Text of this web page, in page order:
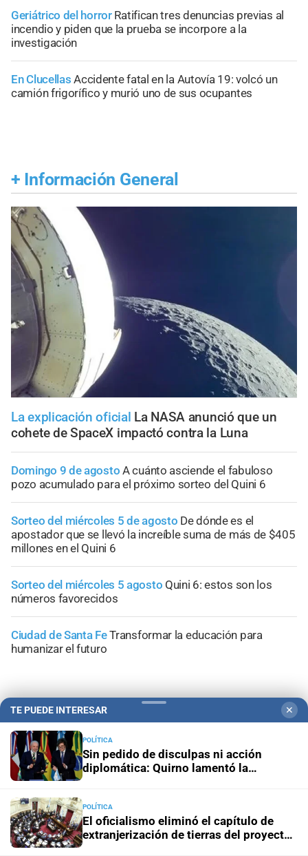
Geriátrico del horror Ratifican tres denuncias previas al
incendio y piden que la prueba se incorpore a la
investigación
En Clucellas Accidente fatal en la Autovía 19: volcó un
camión frigorífico y murió uno de sus ocupantes
+ Información General
La explicación oficial La NASA anunció que un
cohete de SpaceX impactó contra la Luna
Domingo 9 de agosto A cuánto asciende el fabuloso
pozo acumulado para el próximo sorteo del Quini 6
Sorteo del miércoles 5 de agosto De dónde es el
apostador que se llevó la increíble suma de más de $405
millones en el Quini 6
Sorteo del miércoles 5 agosto Quini 6: estos son los
números favorecidos
Ciudad de Santa FeTransformar la educación para
humanizar el futuro
Campolitoral
TE PUEDE INTERESAR ✕
POLÍTICA
Sin pedido de disculpas ni acción
diplomática: Quirno lamentó la
POLÍTICA
El oficialismo eliminó el capítulo de
extranjerización de tierras del proyecto